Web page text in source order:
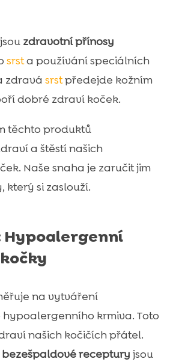
zdravotní přínosy
srsta používání speciálních
zdravá srstpředejde kožním
dobré zdraví koček.
těchto produktů
a štěstí našich
Naše snaha je zaručit jim
který si zaslouží.
Hypoalergenní
na vytváření
krmiva. Toto
našich kočičích přátel.
receptury jsou